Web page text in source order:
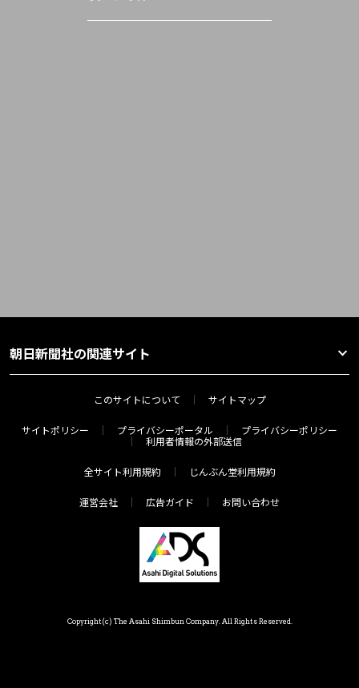
朝日新聞社の関連サイト
このサイトについて サイトマップ
サイトポリシー プライバシーポータル
プライバシーポリシー
利用者情報の外部送信
全サイト利用規約 じんぶん堂利用規約
運営会社 広告ガイド お問い合わせ
Copyright(c) The Asahi Shimbun Company. All Rights Reserved.